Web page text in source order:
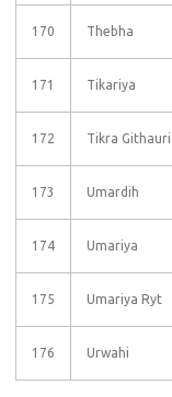
170 Thebha
171 Tikariya
172 Tikra Githauri
173 Umardih
174 Umariya
175 Umariya Ryt
176 Urwahi